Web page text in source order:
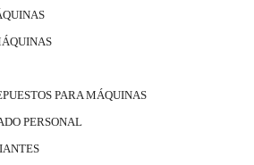
PARA MÁQUINAS
PERSONAL